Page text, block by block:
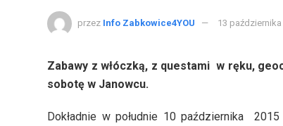
przez Info Zabkowice4YOU 13 października
Zabawy z włóczką, z questami w ręku,
sobotę w Janowcu.
Dokładnie w południe 10 października